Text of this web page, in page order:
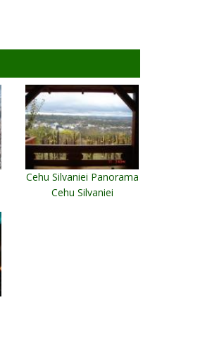
Cehu Silvaniei Panorama
Cehu Silvaniei